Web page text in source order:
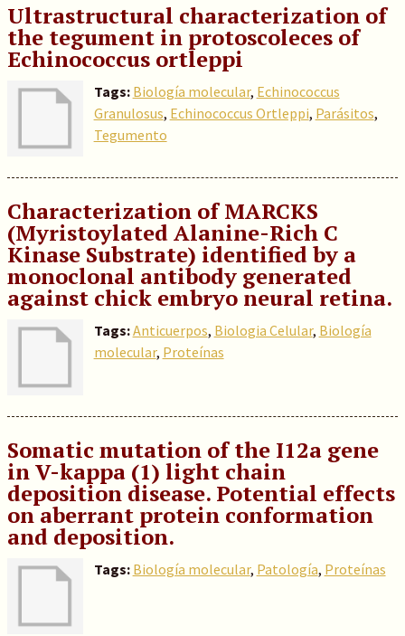
Ultrastructural characterization of
the tegument in protoscoleces of
Echinococcus ortleppi
Tags: Biología molecular, Echinococcus
Granulosus, Echinococcus Ortleppi, Parásitos,
Tegumento
Characterization of MARCKS
(Myristoylated Alanine-Rich C
Kinase Substrate) identified by a
monoclonal antibody generated
against chick embryo neural retina.
Tags:Anticuerpos, Biologia Celular, Biología
molecular, Proteínas
Somatic mutation of the I12a gene
in V-kappa (1) light chain
deposition disease. Potential effects
on aberrant protein conformation
and deposition.
Tags: Biología molecular, Patología, Proteínas